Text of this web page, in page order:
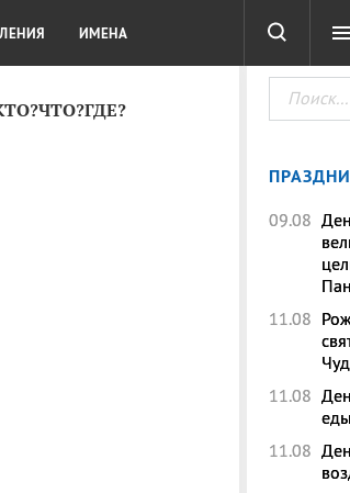
ТЕСТЫ
ИМЕНА
09.08
11.08
11.08
11.08